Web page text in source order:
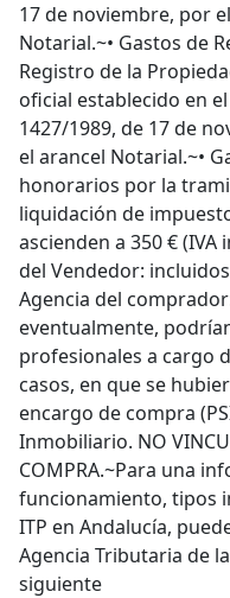
17 de noviembre, por
Notarial.~• Gastos de
Registro de la
oficial establecido en
1427/1989, de 17 de
el arancel Notarial.~•
honorarios por la
liquidación de
ascienden a 350 €
del Vendedor:
Agencia del
eventualmente,
profesionales a cargo
casos, en que se
encargo de compra
Inmobiliario. NO
COMPRA.~Para una
funcionamiento, tipos
ITP en Andalucía,
Agencia Tributaria de
siguiente